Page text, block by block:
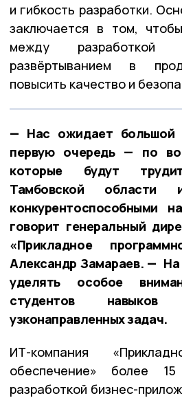
и гибкость разработки.
заключается в том,
между
развёртыванием в
повысить качество и
— Нас ожидает большой
первую очередь — по
которые будут
Тамбовской
конкурентоспособными
говорит генеральный
«Прикладное
Александр Замараев. —
уделять особое
студентов
узконаправленных задач.
ИТ-компания
обеспечение» более
разработкой бизнес-